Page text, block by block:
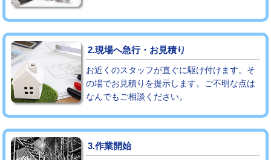
モルタル補修（厚さ10㎝超え） 38,500円
追加人工 16,500円
廃棄・処分 現場見積
※給水管工事は20mmまでの価格です。
2.現場へ急行・お見積り
お近くのスタッフが直ぐに駆け付けます。そ
の場でお見積りを提示します。ご不明な点は
なんでもご相談ください。
3.作業開始